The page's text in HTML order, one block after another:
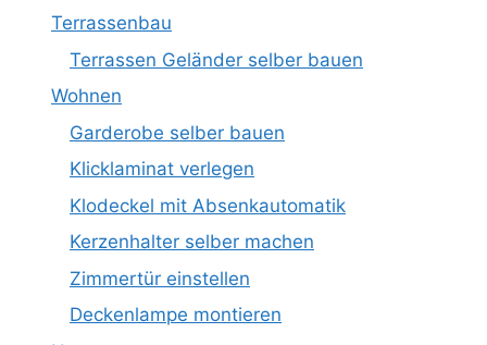
Terrassenbau
Terrassen Geländer selber bauen
Wohnen
Garderobe selber bauen
Klicklaminat verlegen
Klodeckel mit Absenkautomatik
Kerzenhalter selber machen
Zimmertür einstellen
Deckenlampe montieren